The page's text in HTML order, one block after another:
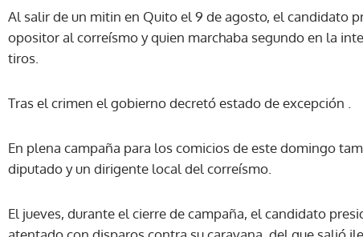
Al salir de un mitin en Quito el 9 de agosto, el candidato
opositor al correísmo y quien marchaba segundo en la
tiros.
Tras el crimen el gobierno decretó estado de excepción .
En plena campaña para los comicios de este domingo
diputado y un dirigente local del correísmo.
El jueves, durante el cierre de campaña, el candidato